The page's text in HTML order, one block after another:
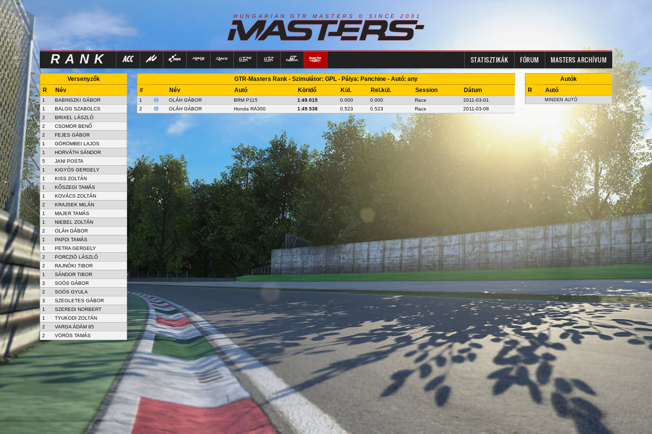
H U N G A R I A N G T R M A S T E R S © S I N C E 2 0 0 1
RANK STATISZTIKÁK FÓRUM MASTERS ARCHÍVUM
Versenyzők
R
Név
1
BABINSZKI GÁBOR
1
BALOG SZABOLCS
2
BRIXEL LÁSZLÓ
2
CSOMOR BENŐ
2
FEJES GÁBOR
1
GÖRÖMBEI LAJOS
1
HORVÁTH SÁNDOR
5
JANI POSTA
1
KIGYÓS GERGELY
1
KISS ZOLTÁN
1
KŐSZEGI TAMÁS
1
KOVÁCS ZOLTÁN
2
KRAJSEK MILÁN
1
MAJER TAMÁS
1
NIEBEL ZOLTÁN
2
OLÁH GÁBOR
1
PAPDI TAMÁS
1
PETRA GERGELY
2
PORCZIÓ LÁSZLÓ
2
RAJNÓKI TIBOR
1
SÁNDOR TIBOR
3
SOÓS GÁBOR
2
SOÓS GYULA
3
SZEGLETES GÁBOR
1
SZEREDI NORBERT
1
TYUKODI ZOLTÁN
2
VARGA ÁDÁM 85
2
VÖRÖS TAMÁS
GTR-Masters Rank - Szimulátor: GPL - Pálya: Panchine - Autó: any
#
Név Autó Köridő Kül. Rel.kül. Session Dátum
1 OLÁH GÁBOR BRM P115 1:49.015 0.000 0.000 Race
2011-03-01
2
OLÁH GÁBOR Honda RA300 1:49.538 0.523 0.523 Race 2011-03-08
Autók
R
Autó
MINDEN AUTÓ